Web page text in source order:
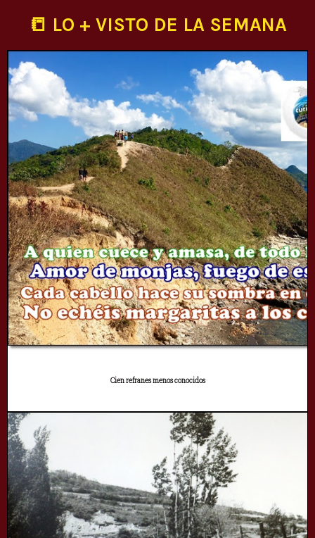
📒 LO + VISTO DE LA SEMANA
Cien refranes menos conocidos